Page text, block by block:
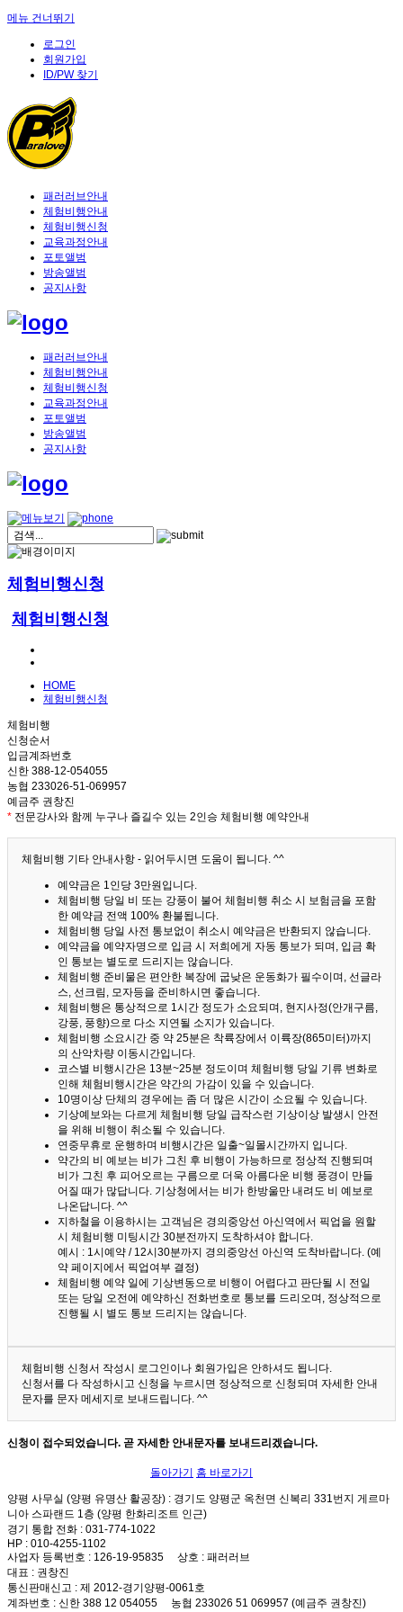
메뉴 건너뛰기
로그인
회원가입
ID/PW 찾기
패러러브안내
체험비행안내
체험비행신청
교육과정안내
포토앨범
방송앨범
공지사항
패러러브안내
체험비행안내
체험비행신청
교육과정안내
포토앨범
방송앨범
공지사항
체험비행신청
체험비행신청
HOME
체험비행신청
체험비행
신청순서
입금계좌번호
신한 388-12-054055
농협 233026-51-069957
예금주 권창진
* 전문강사와 함께 누구나 즐길수 있는 2인승 체험비행 예약안내
체험비행 기타 안내사항 - 읽어두시면 도움이 됩니다. ^^
예약금은 1인당 3만원입니다.
체험비행 당일 비 또는 강풍이 불어 체험비행 취소 시 보험금을 포함
한 예약금 전액 100% 환불됩니다.
체험비행 당일 사전 통보없이 취소시 예약금은 반환되지 않습니다.
예약금을 예약자명으로 입금 시 저희에게 자동 통보가 되며, 입금 확
인 통보는 별도로 드리지는 않습니다.
체험비행 준비물은 편안한 복장에 굽낮은 운동화가 필수이며, 선글라
스, 선크림, 모자등을 준비하시면 좋습니다.
체험비행은 통상적으로 1시간 정도가 소요되며, 현지사정(안개구름,
강풍, 풍향)으로 다소 지연될 소지가 있습니다.
체험비행 소요시간 중 약 25분은 착륙장에서 이륙장(865미터)까지
의 산악차량 이동시간입니다.
코스별 비행시간은 13분~25분 정도이며 체험비행 당일 기류 변화로
인해 체험비행시간은 약간의 가감이 있을 수 있습니다.
10명이상 단체의 경우에는 좀 더 많은 시간이 소요될 수 있습니다.
기상예보와는 다르게 체험비행 당일 급작스런 기상이상 발생시 안전
을 위해 비행이 취소될 수 있습니다.
연중무휴로 운행하며 비행시간은 일출~일몰시간까지 입니다.
약간의 비 예보는 비가 그친 후 비행이 가능하므로 정상적 진행되며
비가 그친 후 피어오르는 구름으로 더욱 아름다운 비행 풍경이 만들
어질 때가 많답니다. 기상청에서는 비가 한방울만 내려도 비 예보로
나온답니다. ^^
지하철을 이용하시는 고객님은 경의중앙선 아신역에서 픽업을 원할
시 체험비행 미팅시간 30분전까지 도착하셔야 합니다.
예시 : 1시예약 / 12시30분까지 경의중앙선 아신역 도착바랍니다. (예
약 페이지에서 픽업여부 결정)
체험비행 예약 일에 기상변동으로 비행이 어렵다고 판단될 시 전일
또는 당일 오전에 예약하신 전화번호로 통보를 드리오며, 정상적으로
진행될 시 별도 통보 드리지는 않습니다.
체험비행 신청서 작성시 로그인이나 회원가입은 안하셔도 됩니다.
신청서를 다 작성하시고 신청을 누르시면 정상적으로 신청되며 자세한 안내
문자를 문자 메세지로 보내드립니다. ^^
신청이 접수되었습니다. 곧 자세한 안내문자를 보내드리겠습니다.
돌아가기 홈 바로가기
양평 사무실 (양평 유명산 활공장) : 경기도 양평군 옥천면 신복리 331번지 게르마
니아 스파랜드 1층 (양평 한화리조트 인근)
경기 통합 전화 : 031-774-1022
HP : 010-4255-1102
사업자 등록번호 : 126-19-95835 상호 : 패러러브
대표 : 권창진
통신판매신고 : 제 2012-경기양평-0061호
계좌번호 : 신한 388 12 054055 농협 233026 51 069957 (예금주 권창진)